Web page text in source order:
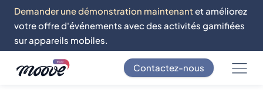
Demander une démonstration maintenant et améliorez
votre offre d'événements avec des activités gamifiées
sur appareils mobiles.
Contactez-nous